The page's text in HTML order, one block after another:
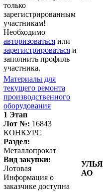
только
зарегистрированным
участникам!
Необходимо
авторизоваться или
зарегистрироваться и
заполнить профиль
участника.
Материалы для
текущего ремонта
производственного
оборудования
1 Этап
Лот №: 16843
КОНКУРС
Раздел:
Металлопрокат
Вид закупки:
Лотовая
Информация о
заказчике доступна
АО